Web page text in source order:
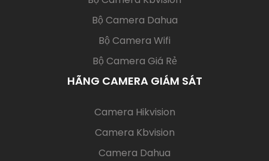
Bộ Camera Dahua
Bộ Camera Wifi
Bộ Camera Giá Rẻ
HÃNG CAMERA GIÁM SÁT
Camera Hikvision(current)
Camera Kbvision
Camera Dahua